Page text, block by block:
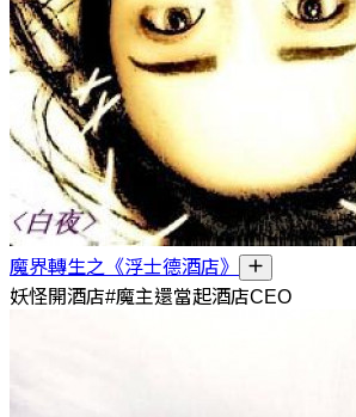
魔界轉生之《浮士德酒店》
妖怪開酒店#魔主還當起酒店CEO